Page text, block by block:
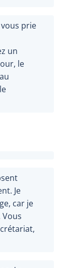
prie
un
le
Je
car je